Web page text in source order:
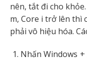
nên, tắt đi cho
m, Core i trở lên thì
phải vô hiệu hóa.
Nhấn Windows